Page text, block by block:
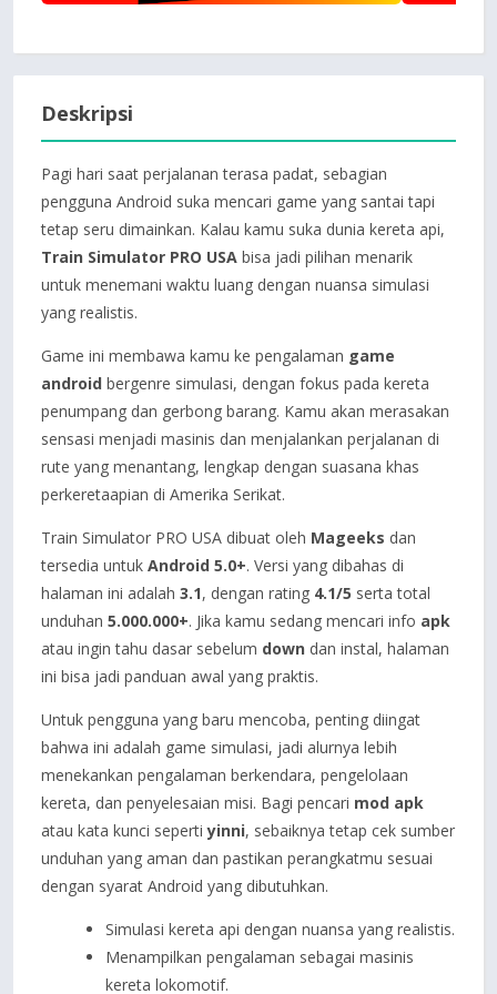
Deskripsi
Pagi hari saat perjalanan terasa padat, sebagian
pengguna Android suka mencari game yang santai tapi
tetap seru dimainkan. Kalau kamu suka dunia kereta api,
Train Simulator PRO USA bisa jadi pilihan menarik
untuk menemani waktu luang dengan nuansa simulasi
yang realistis.
Game ini membawa kamu ke pengalaman game
android bergenre simulasi, dengan fokus pada kereta
penumpang dan gerbong barang. Kamu akan merasakan
sensasi menjadi masinis dan menjalankan perjalanan di
rute yang menantang, lengkap dengan suasana khas
perkeretaapian di Amerika Serikat.
Train Simulator PRO USA dibuat oleh Mageeks dan
tersedia untuk Android 5.0+. Versi yang dibahas di
halaman ini adalah 3.1, dengan rating 4.1/5 serta total
unduhan 5.000.000+. Jika kamu sedang mencari info apk
atau ingin tahu dasar sebelum down dan instal, halaman
ini bisa jadi panduan awal yang praktis.
Untuk pengguna yang baru mencoba, penting diingat
bahwa ini adalah game simulasi, jadi alurnya lebih
menekankan pengalaman berkendara, pengelolaan
kereta, dan penyelesaian misi. Bagi pencari mod apk
atau kata kunci sepertiyinni, sebaiknya tetap cek sumber
unduhan yang aman dan pastikan perangkatmu sesuai
dengan syarat Android yang dibutuhkan.
Simulasi kereta api dengan nuansa yang realistis.
Menampilkan pengalaman sebagai masinis
kereta lokomotif.